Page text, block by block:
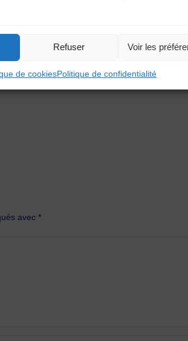
Refuser Voir les
de cookiesPolitique de confidentialité
avec*